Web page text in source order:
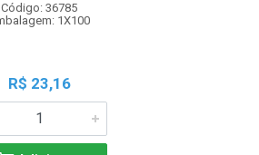
Código: 36785
1X100
R$ 23,16